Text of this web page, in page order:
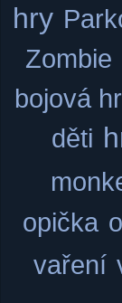
hry
Zombie
bojová
děti
opička
vaření